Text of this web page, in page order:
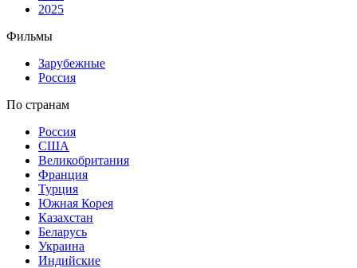
2025
Фильмы
Зарубежные
Россия
По странам
Россия
США
Великобритания
Франция
Турция
Южная Корея
Казахстан
Беларусь
Украина
Индийские